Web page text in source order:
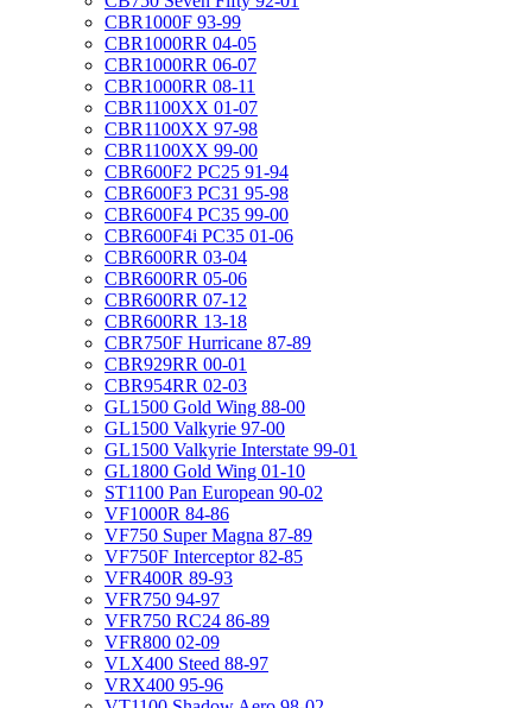
CBR1000F 93-99
CBR1000RR 04-05
CBR1000RR 06-07
CBR1000RR 08-11
CBR1100XX 01-07
CBR1100XX 97-98
CBR1100XX 99-00
CBR600F2 PC25 91-94
CBR600F3 PC31 95-98
CBR600F4 PC35 99-00
CBR600F4i PC35 01-06
CBR600RR 03-04
CBR600RR 05-06
CBR600RR 07-12
CBR600RR 13-18
CBR750F Hurricane 87-89
CBR929RR 00-01
CBR954RR 02-03
GL1500 Gold Wing 88-00
GL1500 Valkyrie 97-00
GL1500 Valkyrie Interstate 99-01
GL1800 Gold Wing 01-10
ST1100 Pan European 90-02
VF1000R 84-86
VF750 Super Magna 87-89
VF750F Interceptor 82-85
VFR400R 89-93
VFR750 94-97
VFR750 RC24 86-89
VFR800 02-09
VLX400 Steed 88-97
VRX400 95-96